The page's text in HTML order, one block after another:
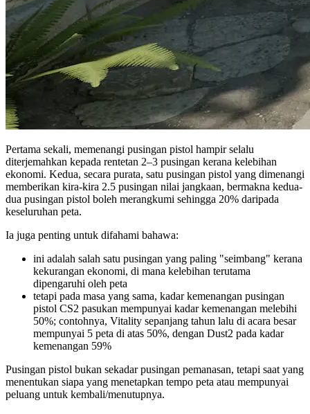
Pertama sekali, memenangi pusingan pistol hampir selalu
diterjemahkan kepada rentetan 2–3 pusingan kerana kelebihan
ekonomi. Kedua, secara purata, satu pusingan pistol yang dimenangi
memberikan kira-kira 2.5 pusingan nilai jangkaan, bermakna kedua-
dua pusingan pistol boleh merangkumi sehingga 20% daripada
keseluruhan peta.
Ia juga penting untuk difahami bahawa:
ini adalah salah satu pusingan yang paling "seimbang" kerana
kekurangan ekonomi, di mana kelebihan terutama
dipengaruhi oleh peta
tetapi pada masa yang sama, kadar kemenangan pusingan
pistol CS2 pasukan mempunyai kadar kemenangan melebihi
50%; contohnya, Vitality sepanjang tahun lalu di acara besar
mempunyai 5 peta di atas 50%, dengan Dust2 pada kadar
kemenangan 59%
Pusingan pistol bukan sekadar pusingan pemanasan, tetapi saat yang
menentukan siapa yang menetapkan tempo peta atau mempunyai
peluang untuk kembali/menutupnya.